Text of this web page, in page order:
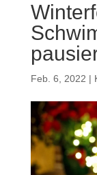
Feb. 6, 2022 |